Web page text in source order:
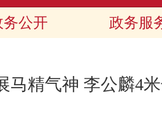
务公开 政务服
马精气神 李公麟4